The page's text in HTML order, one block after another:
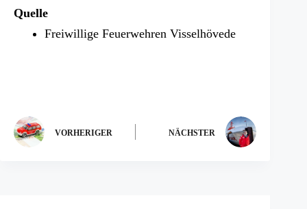
Quelle
Freiwillige Feuerwehren Visselhövede
VORHERIGER NÄCHSTER